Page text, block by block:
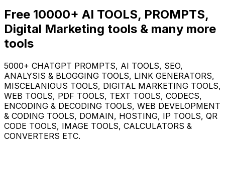
Free 10000+ AI TOOLS, PROMPTS,
Digital Marketing tools & many more
tools
5000+ CHATGPT PROMPTS, AI TOOLS, SEO,
ANALYSIS & BLOGGING TOOLS, LINK GENERATORS,
MISCELANIOUS TOOLS, DIGITAL MARKETING TOOLS,
WEB TOOLS, PDF TOOLS, TEXT TOOLS, CODECS,
ENCODING & DECODING TOOLS, WEB DEVELOPMENT
& CODING TOOLS, DOMAIN, HOSTING, IP TOOLS, QR
CODE TOOLS, IMAGE TOOLS, CALCULATORS &
CONVERTERS ETC.